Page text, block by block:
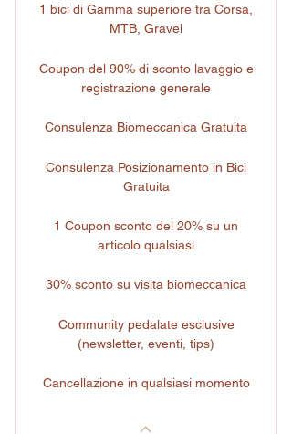
1 bici di Gamma superiore tra Corsa,
MTB, Gravel
Coupon del 90% di sconto lavaggio e
registrazione generale
Consulenza Biomeccanica Gratuita
Consulenza Posizionamento in Bici
Gratuita
1 Coupon sconto del 20% su un
articolo qualsiasi
30% sconto su visita biomeccanica
Community pedalate esclusive
(newsletter, eventi, tips)
Cancellazione in qualsiasi momento